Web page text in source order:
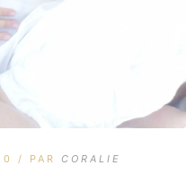
PAR CORALIE